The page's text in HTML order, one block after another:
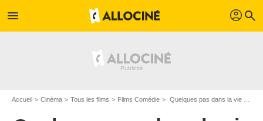
menu profil search
Accueil Cinéma Tous les films Films Comédie Quelques pas dans la vie de Alessandro Blasetti